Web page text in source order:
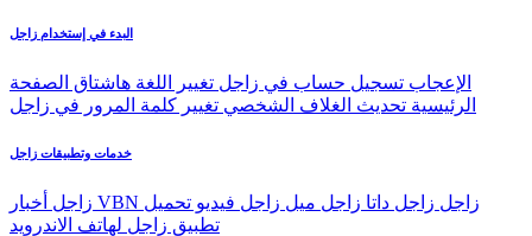
البدء في إستخدام زاجل
الإعجاب تسجيل حساب في زاجل تغيير اللغة هاشتاق الصفحة
الرئيسية تحديث الغلاف الشخصي تغيير كلمة المرور في زاجل
خدمات وتطبيقات زاجل
VBN زاجل زاجل داتا زاجل ميل زاجل فيديو تحميل
تطبيق زاجل لهاتف الاندرويد